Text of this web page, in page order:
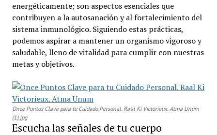
energéticamente; son aspectos esenciales que
contribuyen a la autosanación y al fortalecimiento del
sistema inmunológico. Siguiendo estas prácticas,
podemos aspirar a mantener un organismo vigoroso y
saludable, lleno de vitalidad para cumplir con nuestras
metas y objetivos.
Once Puntos Clave para tu Cuidado Personal. Ra’al Ki Victorieux. Atma Unum
(1).jpg
Escucha las señales de tu cuerpo